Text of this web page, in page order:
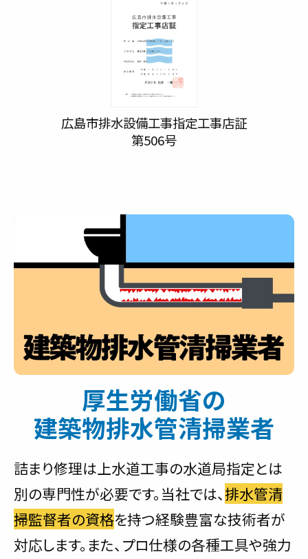
広島市排水設備工事指定工事店証
第506号
厚生労働省の
建築物排水管清掃業者
詰まり修理は上水道工事の水道局指定とは
別の専門性が必要です。当社では、排水管清
掃監督者の資格を持つ経験豊富な技術者が
対応します。また、プロ仕様の各種工具や強力